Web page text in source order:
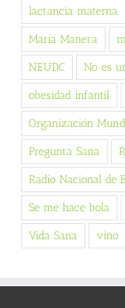
lactancia materna
Maria Manera
NEUDC No es
obesidad infantil
Organización
Pregunta Sana
Radio Nacional de
Se me hace bola
Vida Sana vino